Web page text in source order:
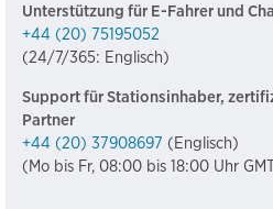
Unterstützung für E-Fahrer und
+44 (20) 75195052
(24/7/365: Englisch)
Support für Stationsinhaber,
Partner
+44 (20) 37908697 (Englisch)
(Mo bis Fr, 08:00 bis 18:00 Uhr